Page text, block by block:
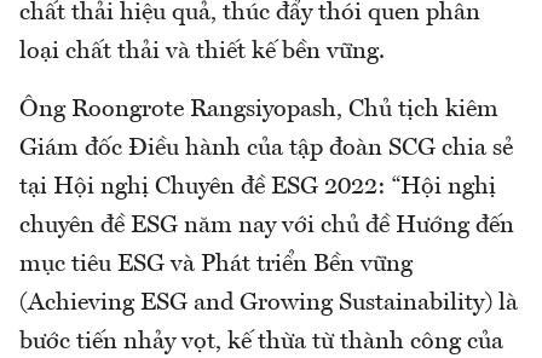
chất thải hiệu quả, thúc đẩy thói quen phân
loại chất thải và thiết kế bền vững.
Ông Roongrote Rangsiyopash, Chủ tịch kiêm
Giám đốc Điều hành của tập đoàn SCG chia sẻ
tại Hội nghị Chuyên đề ESG 2022: “Hội nghị
chuyên đề ESG năm nay với chủ đề Hướng đến
mục tiêu ESG và Phát triển Bền vững
(Achieving ESG and Growing Sustainability) là
bước tiến nhảy vọt, kế thừa từ thành công của